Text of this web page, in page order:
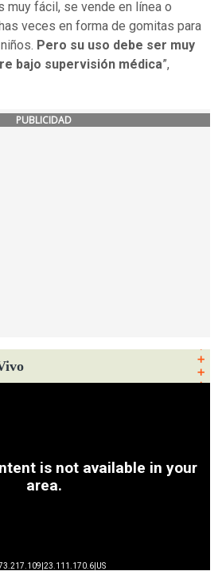
muy fácil, se vende en línea o
veces en forma de gomitas para
Pero su uso debe ser muy
bajo supervisión médica”,
PUBLICIDAD